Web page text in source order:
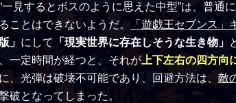
見するとボスのように思えた中型”は、普
ことはできないようだ。 「遊戯王セブンス
」 にして 「現実世界に存在しそうな生き物」
一定時間が経つと、それが上下左右の四方向
、光弾は破壊不可能であり、回避方法は、 敵
破となってしまった。